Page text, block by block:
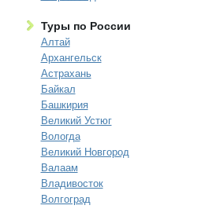
Туры по России
Алтай
Архангельск
Астрахань
Байкал
Башкирия
Великий Устюг
Вологда
Великий Новгород
Валаам
Владивосток
Волгоград